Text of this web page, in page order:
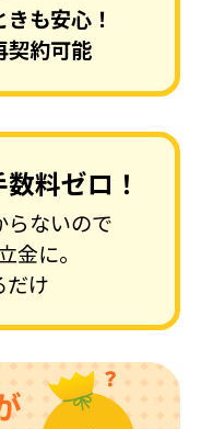
も安心！
契約可能
料ゼロ！
らないので
金に。
だけ